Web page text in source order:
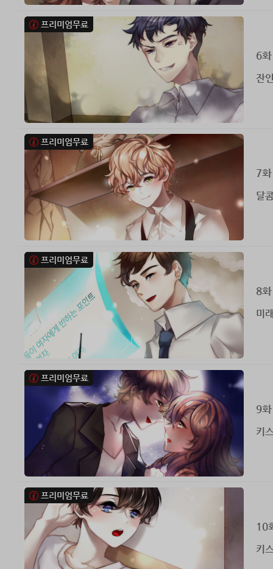
프리미엄무료
6화
잔
프리미엄무료
7화
달
프리미엄무료
8화
미
프리미엄무료
9화
키
프리미엄무료
10
키